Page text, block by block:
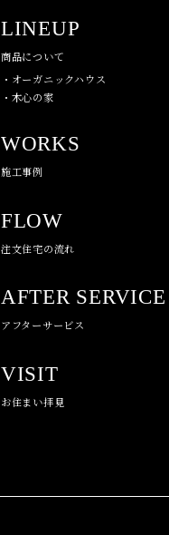
LINEUP
商品について
・オーガニックハウス
・木心の家
WORKS
施工事例
FLOW
注文住宅の流れ
AFTER SERVICE
アフターサービス
VISIT
お住まい拝見